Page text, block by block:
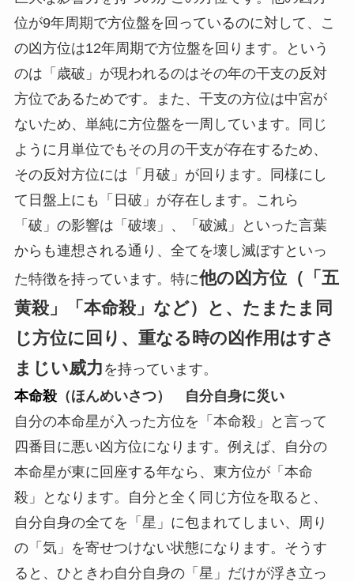
位が9年周期で方位盤を回っているのに対して、こ
の凶方位は12年周期で方位盤を回ります。という
のは「歳破」が現われるのはその年の干支の反対
方位であるためです。また、干支の方位は中宮が
ないため、単純に方位盤を一周しています。同じ
ように月単位でもその月の干支が存在するため、
その反対方位には「月破」が回ります。同様にし
て日盤上にも「日破」が存在します。これら
「破」の影響は「破壊」、「破滅」といった言葉
からも連想される通り、全てを壊し滅ぼすといっ
た特徴を持っています。特に他の凶方位（「五
黄殺」「本命殺」など）と、たまたま同
じ方位に回り、重なる時の凶作用はすさ
まじい威力 を持っています。
本命殺（ほんめいさつ） 自分自身に災い
自分の本命星が入った方位を「本命殺」と言って
四番目に悪い凶方位になります。例えば、自分の
本命星が東に回座する年なら、東方位が「本命
殺」となります。自分と全く同じ方位を取ると、
自分自身の全てを「星」に包まれてしまい、周り
の「気」を寄せつけない状態になります。そうす
ると、ひときわ自分自身の「星」だけが浮き立っ